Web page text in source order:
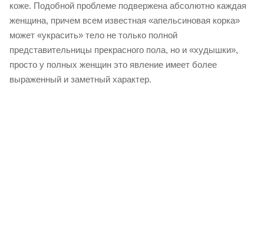
коже. Подобной проблеме подвержена абсолютно каждая
женщина, причем всем известная «апельсиновая корка»
может «украсить» тело не только полной
представительницы прекрасного пола, но и «худышки»,
просто у полных женщин это явление имеет более
выраженный и заметный характер.